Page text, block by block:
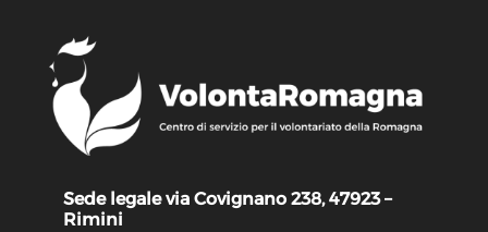
Sede legale via Covignano 238, 47923 –
Rimini